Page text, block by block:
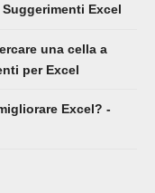
Excel
una cella a
per Excel
Excel? -